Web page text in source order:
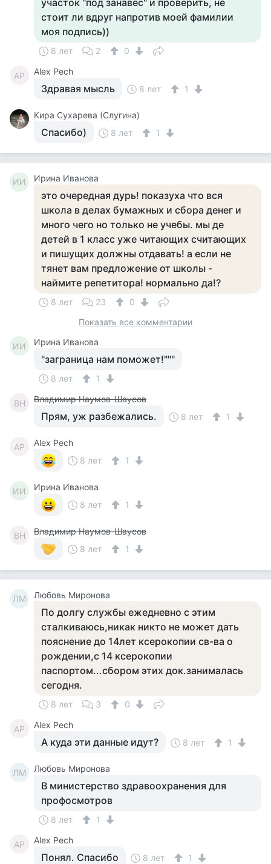
участок "под занавес" и проверить, не
стоит ли вдруг напротив моей фамилии
моя подпись))
8 лет 2 0
AP Alex Pech
Здравая мысль 8 лет 1
Кира Сухарева (Слугина)
Спасибо) 8 лет 1
ИИ Ирина Иванова
это очередная дурь! показуха что вся
школа в делах бумажных и сбора денег и
много чего но только не учебы. мы де
детей в 1 класс уже читающих считающих
и пишущих должны отдавать! а если не
тянет вам предложение от школы -
наймите репетитора! нормально да!?
8 лет 23
0
Показать все комментарии
ИИ Ирина Иванова
"заграница нам поможет!"""
8 лет 1
ВН Владимир Наумов-Шаусов
Прям, уж разбежались. 8 лет 1
AP
Alex Pech
8 лет
1
ИИ
Ирина Иванова
8 лет
1
ВН
Владимир Наумов-Шаусов
8 лет
1
ЛМ Любовь Миронова
По долгу службы ежедневно с этим
сталкиваюсь,никак никто не может дать
пояснение до 14лет ксерокопии св-ва о
рождении,с 14 ксерокопии
паспортом...сбором этих док.занималась
сегодня.
8 лет 3 0
AP Alex Pech
А куда эти данные идут? 8 лет 1
ЛМ Любовь Миронова
В министерство здравоохранения для
профосмотров
8 лет 1
AP Alex Pech
Понял. Спасибо 8 лет 1